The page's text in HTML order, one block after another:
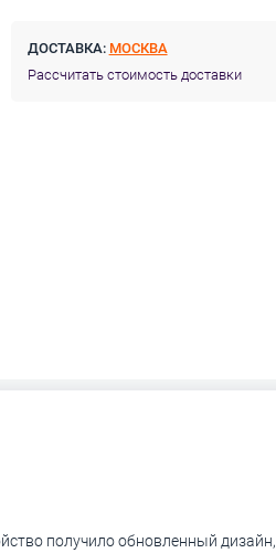
ДОСТАВКА: МОСКВА
Рассчитать стоимость доставки
получило обновленный дизайн,